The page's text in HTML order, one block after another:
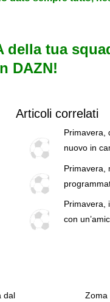
della tua
DAZN!
Articoli correlati
Primavera,
nuovo in
Primavera,
agosto
Primavera
Primavera,
con
dal
Zoma